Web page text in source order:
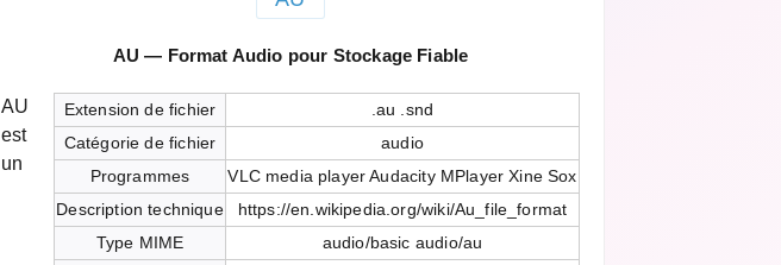
AU — Format Audio pour Stockage Fiable
Extension de fichier
.au .snd
Catégorie de fichier
audio
Programmes
VLC media player Audacity MPlayer Xine Sox
Description technique
https://en.wikipedia.org/wiki/Au_file_format
Type MIME
audio/basic audio/au
AU
est
un